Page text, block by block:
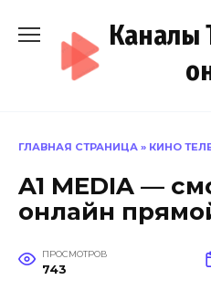
содержанию
Каналы
ГЛАВНАЯ СТРАНИЦА » КИНО
A1 MEDIA —
онлайн
ПРОСМОТРОВ
743